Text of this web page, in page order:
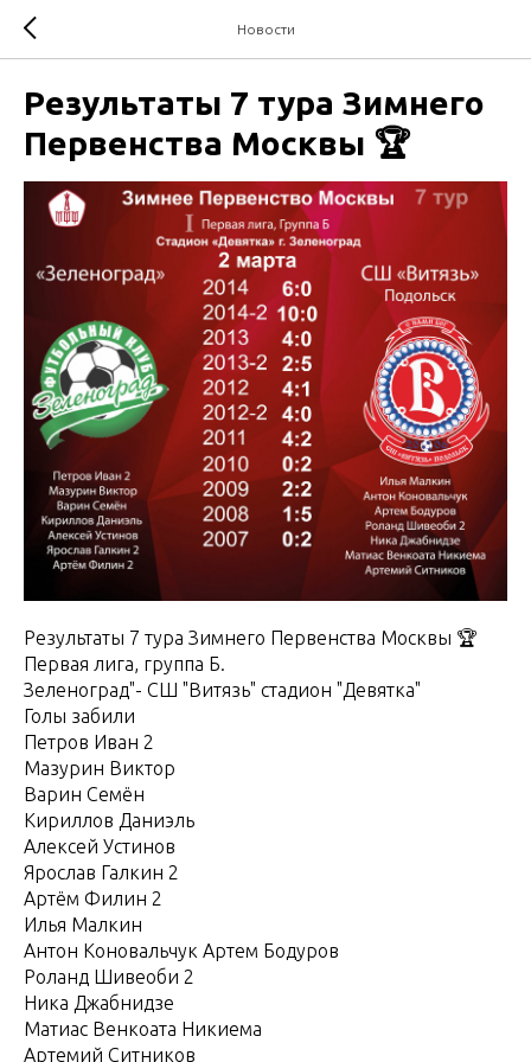
Новости
Результаты 7 тура Зимнего
Первенства Москвы 🏆
Результаты 7 тура Зимнего Первенства Москвы 🏆
Первая лига, группа Б.
Зеленоград"- СШ "Витязь" стадион "Девятка"
Голы забили
Петров Иван 2
Мазурин Виктор
Варин Семён
Кириллов Даниэль
Алексей Устинов
Ярослав Галкин 2
Артём Филин 2
Илья Малкин
Антон Коновальчук Артем Бодуров
Роланд Шивеоби 2
Ника Джабнидзе
Матиас Венкоата Никиема
Артемий Ситников